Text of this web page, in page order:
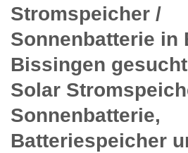
Stromspeicher /
Sonnenbatterie in
Bissingen
Solar
Sonnenbatterie,
Batteriespeicher